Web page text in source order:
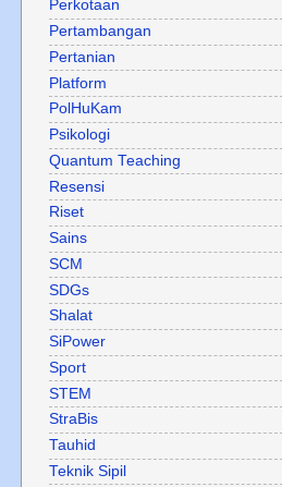
Perkotaan
Pertambangan
Pertanian
Platform
PolHuKam
Psikologi
Quantum Teaching
Resensi
Riset
Sains
SCM
SDGs
Shalat
SiPower
Sport
STEM
StraBis
Tauhid
Teknik Sipil